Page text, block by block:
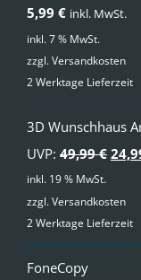
von 5
5,99 € inkl. MwSt.
inkl. 7 % MwSt.
zzgl.Versandkosten
2 Werktage Lieferzeit
3D Wunschhaus
UVP: 49,99€
war:
inkl. 19 % MwSt.
zzgl.Versandkosten
2 Werktage Lieferzeit
FoneCopy